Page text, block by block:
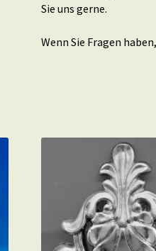
Sie uns gerne.
Wenn Sie Fragen